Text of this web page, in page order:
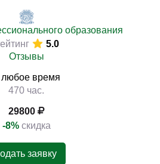
образования
5.0
Отзывы
любое время
470 час.
29800
-8% скидка
заявку